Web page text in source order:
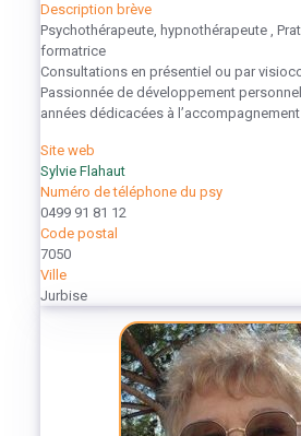
Description brève
Psychothérapeute, hypnothérapeute ,
formatrice
Consultations en présentiel ou par
Passionnée de développement
années dédicacées à
Site web
Sylvie Flahaut
Numéro de téléphone du psy
0499 91 81 12
Code postal
7050
Ville
Jurbise